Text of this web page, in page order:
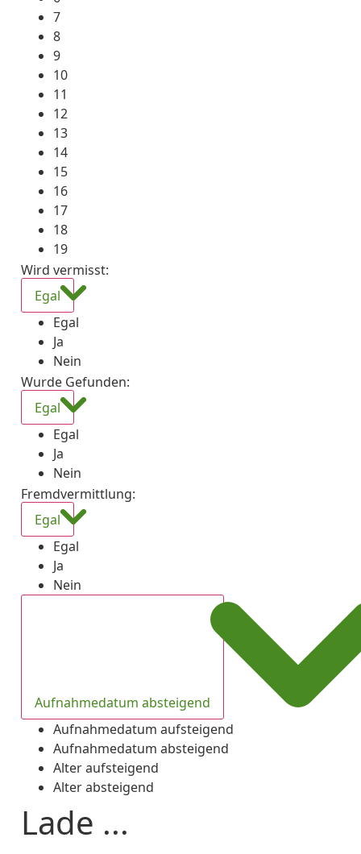
7
8
9
10
11
12
13
14
15
16
17
18
19
Wird vermisst:
Egal
Egal
Ja
Nein
Wurde Gefunden:
Egal
Egal
Ja
Nein
Fremdvermittlung:
Egal
Egal
Ja
Nein
Aufnahmedatum absteigend
Aufnahmedatum aufsteigend
Aufnahmedatum absteigend
Alter aufsteigend
Alter absteigend
Lade ...